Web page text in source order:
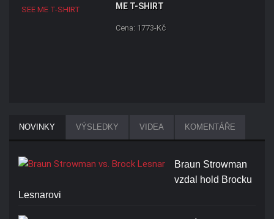
ME T-SHIRT
Cena: 1773-Kč
NOVINKY VÝSLEDKY VIDEA KOMENTÁŘE
Braun Strowman
vzdal hold Brocku
Lesnarovi